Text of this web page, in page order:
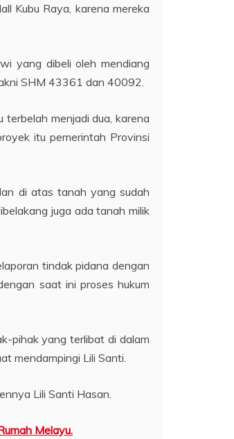
Kubu Raya, karena mereka
yang dibeli oleh mendiang
SHM 43361 dan 40092.
menjadi dua, karena
itu pemerintah Provinsi
di atas tanah yang sudah
juga ada tanah milik
tindak pidana dengan
saat ini proses hukum
pihak yang terlibat di dalam
mendampingi Lili Santi.
Lili Santi Hasan.
Melayu.